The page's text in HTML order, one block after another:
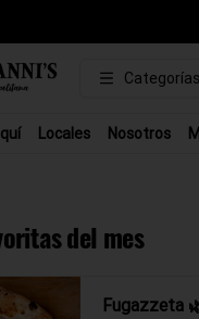
Categorías
Locales Nosotros
del mes
Fugazzeta